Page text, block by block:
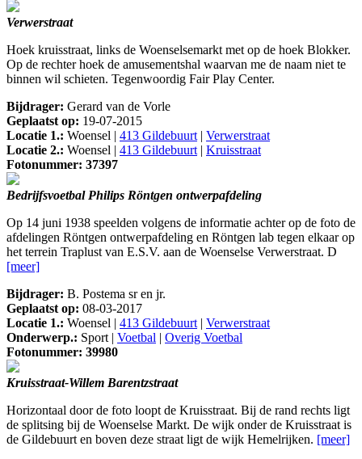
Verwerstraat
Hoek kruisstraat, links de Woenselsemarkt met op de hoek Blokker.
Op de rechter hoek de amusementshal waarvan me de naam niet te
binnen wil schieten. Tegenwoordig Fair Play Center.
Bijdrager: Gerard van de Vorle
Geplaatst op: 19-07-2015
Locatie 1.: Woensel | 413 Gildebuurt| Verwerstraat
Locatie 2.: Woensel | 413 Gildebuurt| Kruisstraat
Fotonummer: 37397
Bedrijfsvoetbal Philips Röntgen ontwerpafdeling
Op 14 juni 1938 speelden volgens de informatie achter op de foto de
afdelingen Röntgen ontwerpafdeling en Röntgen lab tegen elkaar op
het terrein Traplust van E.S.V. aan de Woenselse Verwerstraat. D
[meer]
Bijdrager: B. Postema sr en jr.
Geplaatst op: 08-03-2017
Locatie 1.: Woensel | 413 Gildebuurt| Verwerstraat
Onderwerp.: Sport | Voetbal | Overig Voetbal
Fotonummer: 39980
Kruisstraat-Willem Barentzstraat
Horizontaal door de foto loopt de Kruisstraat. Bij de rand rechts ligt
de splitsing bij de Woenselse Markt. De wijk onder de Kruisstraat is
de Gildebuurt en boven deze straat ligt de wijk Hemelrijken. [meer]